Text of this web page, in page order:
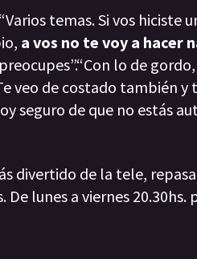
temas. Si vos hiciste
a vos no te voy a hacer
lo de gordo,
veo de costado también y
seguro de que no estás
divertido de la tele,
lunes a viernes 20.30hs.